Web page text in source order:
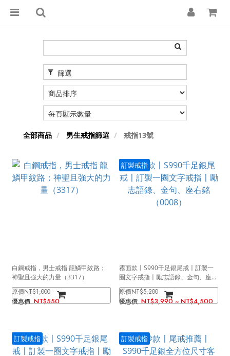
篩選
全部商品 男生戒指篩選 戒指13號
白鋼戒指，男士戒指 龍鱗甲紋路；
神聖且強大的力量（3317）
NT$1,000
NT$550
訂製戒指
霧面款〡S990千足銀尾戒〡訂製一
圈文字戒指〡勵志語錄、金句、座右
銘（0008）
NT$5,200
NT$3,990 ~ NT$4,500
訂製戒指 訂製戒指